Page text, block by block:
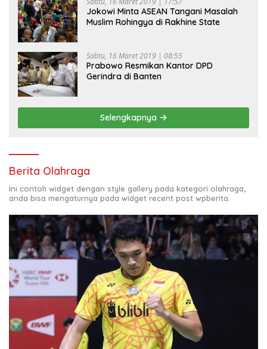
Jokowi Minta ASEAN Tangani Masalah
Muslim Rohingya di Rakhine State
Sabtu, 16 Maret 2019 | 08:55
Prabowo Resmikan Kantor DPD
Gerindra di Banten
Selengkapnya
Berita Olahraga
Ini contoh widget dengan style gallery pada kategori olahraga,
anda bisa mengaturnya pada widget recent post wpberita.